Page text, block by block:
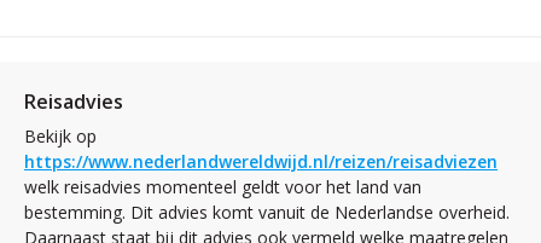
Reisadvies
Bekijk op
https://www.nederlandwereldwijd.nl/reizen/reisadviezen
welk reisadvies momenteel geldt voor het land van
bestemming. Dit advies komt vanuit de Nederlandse overheid.
Daarnaast staat bij dit advies ook vermeld welke maatregelen